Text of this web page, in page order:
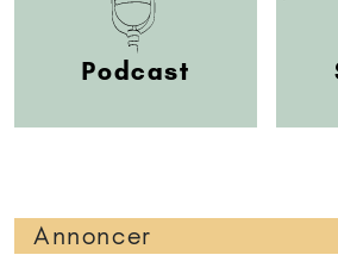
Podcast
Annoncer